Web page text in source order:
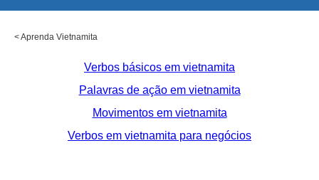
<Aprenda Vietnamita
Verbos básicos em vietnamita
Palavras de ação em vietnamita
Movimentos em vietnamita
Verbos em vietnamita para negócios